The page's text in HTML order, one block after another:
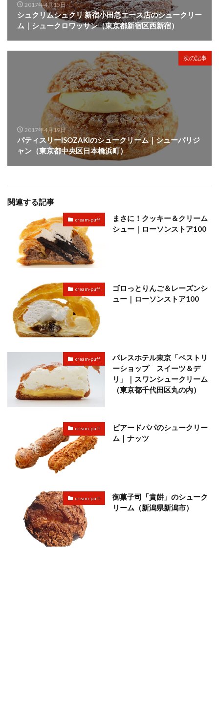
2017年4月15日
シュクリムシュクリ 新宿小田急エース店のシュークリー
ム｜シュークロワッサン（東京都新宿区西新宿）
次の記事
2017年4月19日
パティスリーISOZAKIのシュークリーム｜シューパリジ
ャン（東京都中央区日本橋浜町）
関連する記事
cream-puff
まさに！クッキー＆クリーム
シュー｜ローソンストア100
cream-puff
ゴロっとりんご＆レーズンシ
ュー｜ローソンストア100
cream-puff
パレスホテル東京「ペストリ
ーショップ スイーツ＆デ
リ」｜スワンシュークリーム
（東京都千代田区丸の内）
cream-puff
ビアードパパのシュークリー
ム｜ナッツ
cream-puff
御菓子司「貴餅」のシューク
リーム（新潟県新潟市）